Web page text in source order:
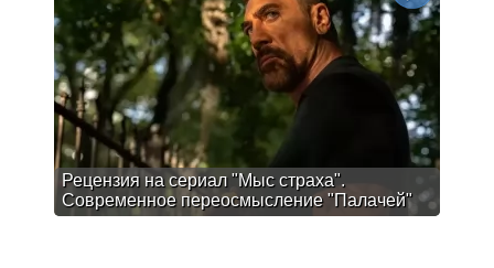
Рецензия на сериал "Мыс страха".
Современное переосмысление "Палачей"